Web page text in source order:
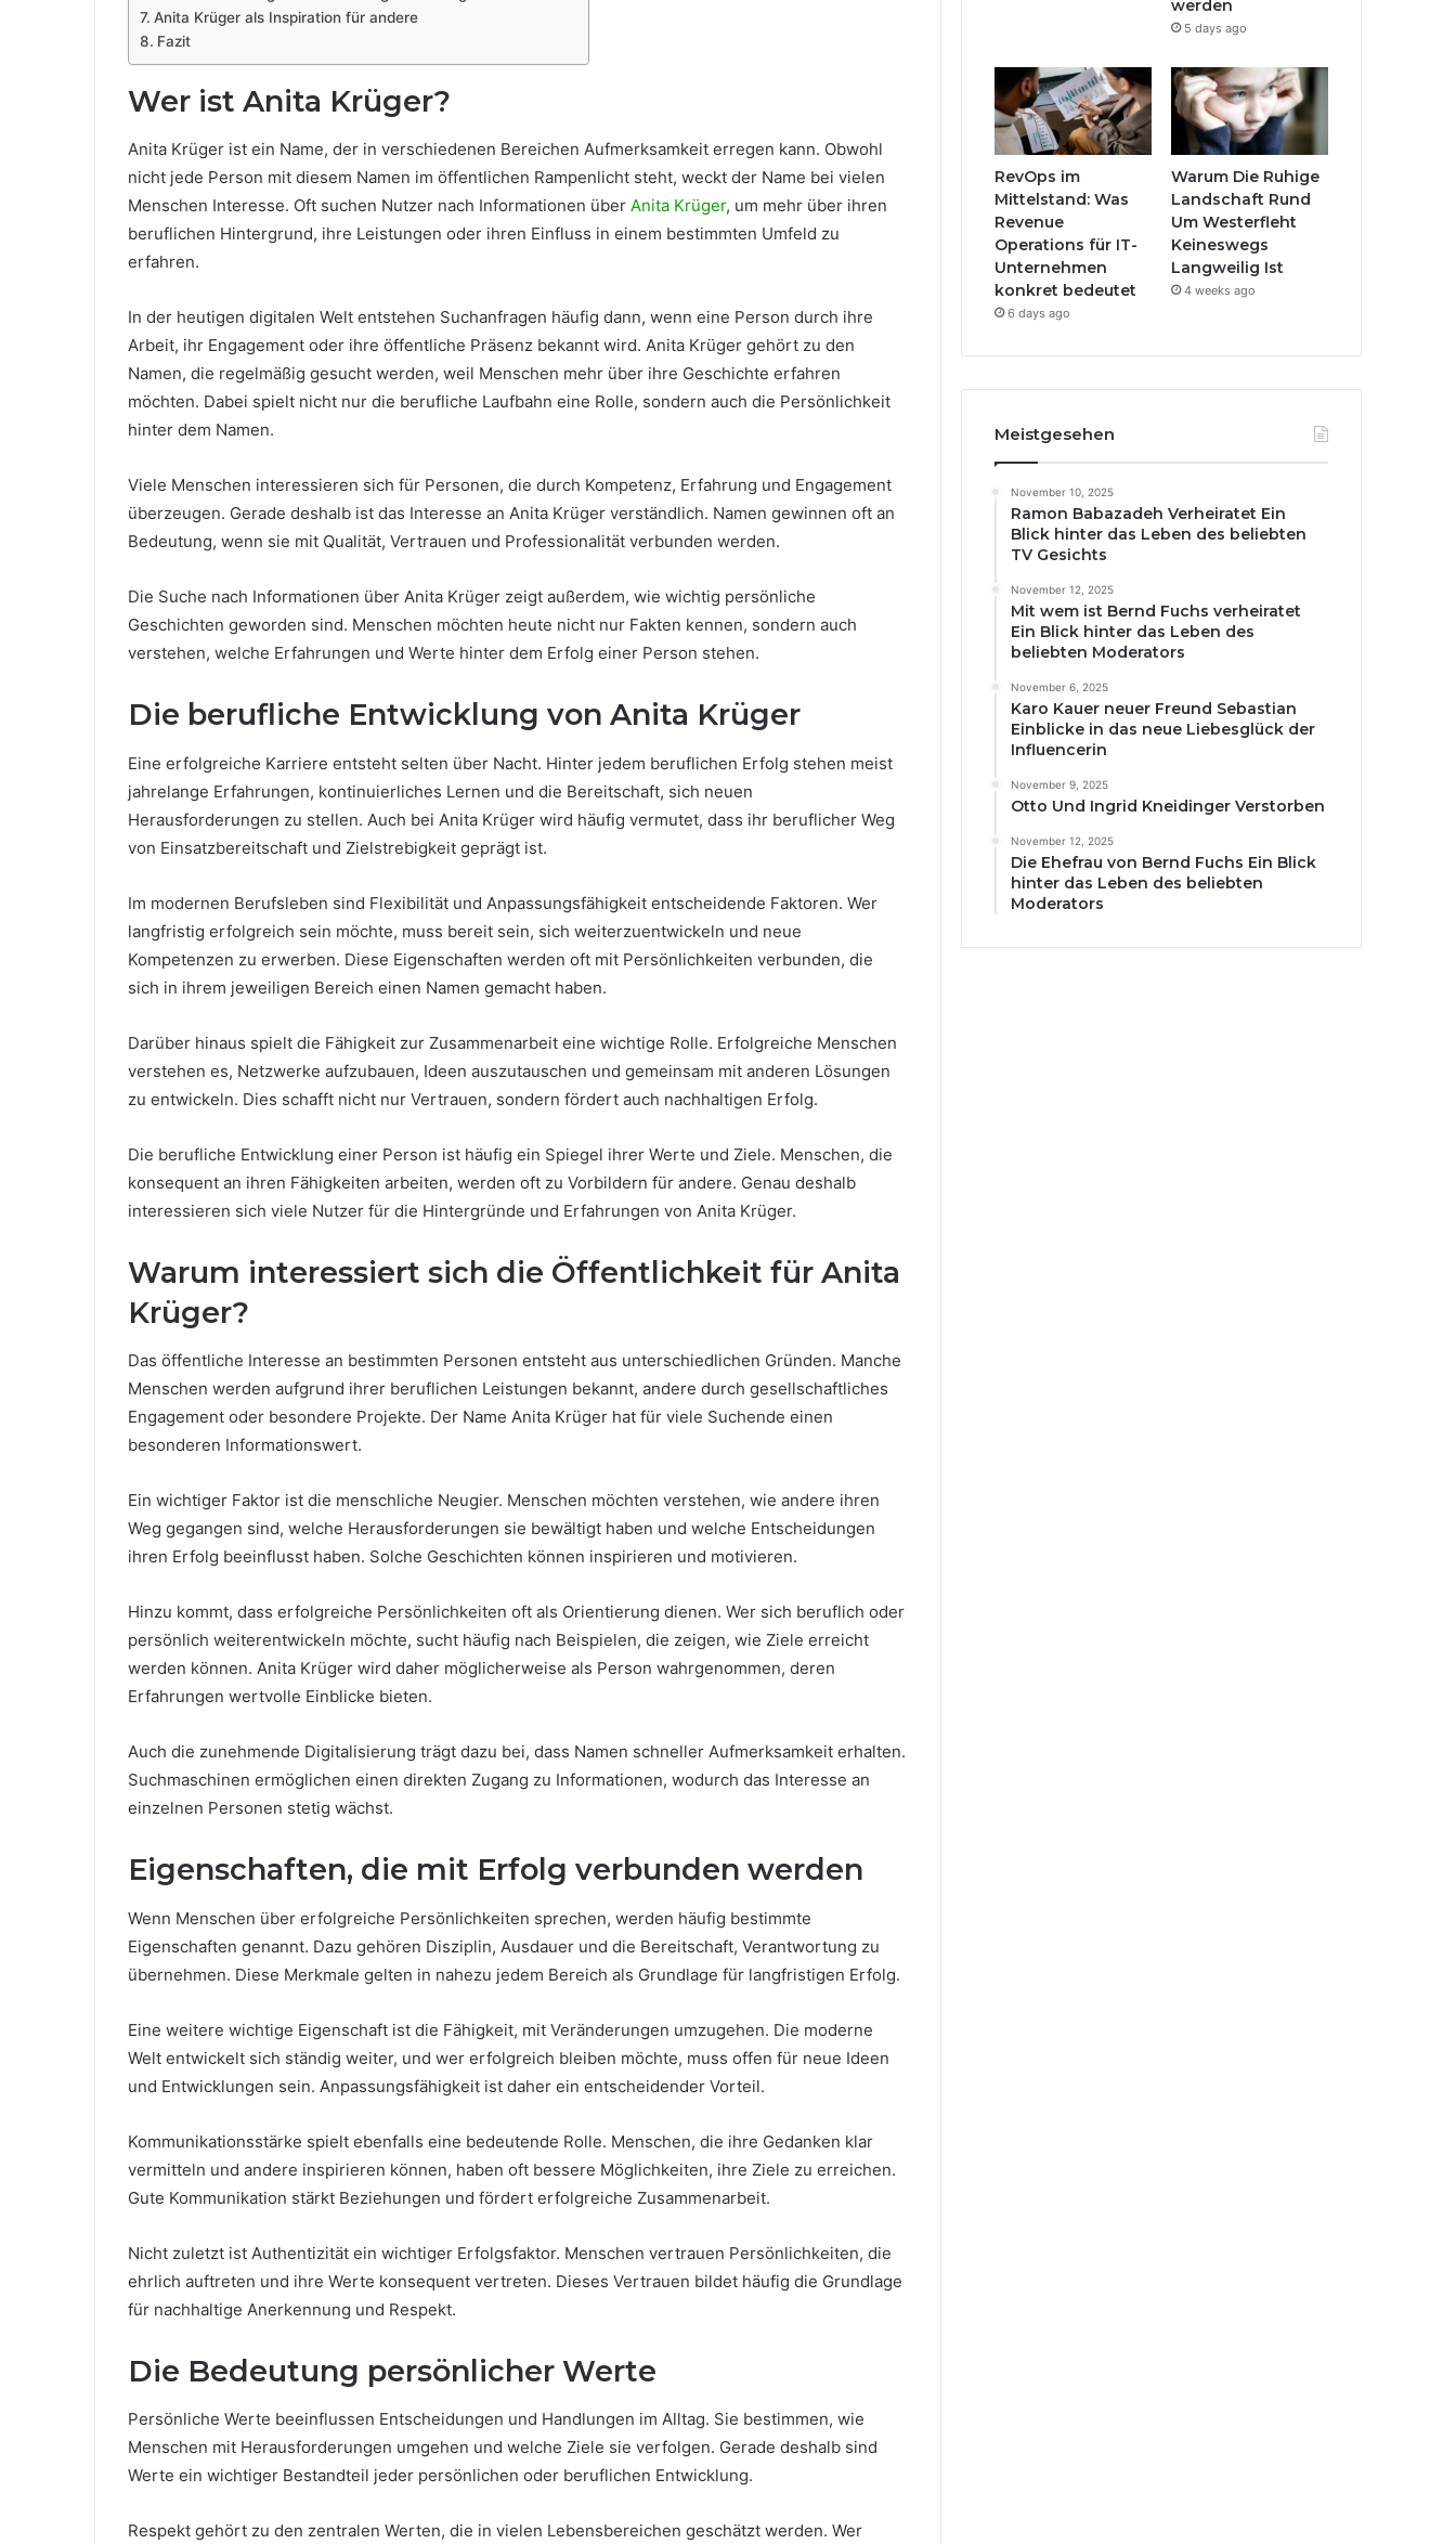
Anita Krüger als Inspiration für andere
Fazit
Wer ist Anita Krüger?
Anita Krüger ist ein Name, der in verschiedenen Bereichen Aufmerksamkeit erregen kann. Obwohl
nicht jede Person mit diesem Namen im öffentlichen Rampenlicht steht, weckt der Name bei vielen
Menschen Interesse. Oft suchen Nutzer nach Informationen über Anita Krüger, um mehr über ihren
beruflichen Hintergrund, ihre Leistungen oder ihren Einfluss in einem bestimmten Umfeld zu
erfahren.
In der heutigen digitalen Welt entstehen Suchanfragen häufig dann, wenn eine Person durch ihre
Arbeit, ihr Engagement oder ihre öffentliche Präsenz bekannt wird. Anita Krüger gehört zu den
Namen, die regelmäßig gesucht werden, weil Menschen mehr über ihre Geschichte erfahren
möchten. Dabei spielt nicht nur die berufliche Laufbahn eine Rolle, sondern auch die Persönlichkeit
hinter dem Namen.
Viele Menschen interessieren sich für Personen, die durch Kompetenz, Erfahrung und Engagement
überzeugen. Gerade deshalb ist das Interesse an Anita Krüger verständlich. Namen gewinnen oft an
Bedeutung, wenn sie mit Qualität, Vertrauen und Professionalität verbunden werden.
Die Suche nach Informationen über Anita Krüger zeigt außerdem, wie wichtig persönliche
Geschichten geworden sind. Menschen möchten heute nicht nur Fakten kennen, sondern auch
verstehen, welche Erfahrungen und Werte hinter dem Erfolg einer Person stehen.
Die berufliche Entwicklung von Anita Krüger
Eine erfolgreiche Karriere entsteht selten über Nacht. Hinter jedem beruflichen Erfolg stehen meist
jahrelange Erfahrungen, kontinuierliches Lernen und die Bereitschaft, sich neuen
Herausforderungen zu stellen. Auch bei Anita Krüger wird häufig vermutet, dass ihr beruflicher Weg
von Einsatzbereitschaft und Zielstrebigkeit geprägt ist.
Im modernen Berufsleben sind Flexibilität und Anpassungsfähigkeit entscheidende Faktoren. Wer
langfristig erfolgreich sein möchte, muss bereit sein, sich weiterzuentwickeln und neue
Kompetenzen zu erwerben. Diese Eigenschaften werden oft mit Persönlichkeiten verbunden, die
sich in ihrem jeweiligen Bereich einen Namen gemacht haben.
Darüber hinaus spielt die Fähigkeit zur Zusammenarbeit eine wichtige Rolle. Erfolgreiche Menschen
verstehen es, Netzwerke aufzubauen, Ideen auszutauschen und gemeinsam mit anderen Lösungen
zu entwickeln. Dies schafft nicht nur Vertrauen, sondern fördert auch nachhaltigen Erfolg.
Die berufliche Entwicklung einer Person ist häufig ein Spiegel ihrer Werte und Ziele. Menschen, die
konsequent an ihren Fähigkeiten arbeiten, werden oft zu Vorbildern für andere. Genau deshalb
interessieren sich viele Nutzer für die Hintergründe und Erfahrungen von Anita Krüger.
Warum interessiert sich die Öffentlichkeit für Anita
Krüger?
Das öffentliche Interesse an bestimmten Personen entsteht aus unterschiedlichen Gründen. Manche
Menschen werden aufgrund ihrer beruflichen Leistungen bekannt, andere durch gesellschaftliches
Engagement oder besondere Projekte. Der Name Anita Krüger hat für viele Suchende einen
besonderen Informationswert.
Ein wichtiger Faktor ist die menschliche Neugier. Menschen möchten verstehen, wie andere ihren
Weg gegangen sind, welche Herausforderungen sie bewältigt haben und welche Entscheidungen
ihren Erfolg beeinflusst haben. Solche Geschichten können inspirieren und motivieren.
Hinzu kommt, dass erfolgreiche Persönlichkeiten oft als Orientierung dienen. Wer sich beruflich oder
persönlich weiterentwickeln möchte, sucht häufig nach Beispielen, die zeigen, wie Ziele erreicht
werden können. Anita Krüger wird daher möglicherweise als Person wahrgenommen, deren
Erfahrungen wertvolle Einblicke bieten.
Auch die zunehmende Digitalisierung trägt dazu bei, dass Namen schneller Aufmerksamkeit erhalten.
Suchmaschinen ermöglichen einen direkten Zugang zu Informationen, wodurch das Interesse an
einzelnen Personen stetig wächst.
Eigenschaften, die mit Erfolg verbunden werden
Wenn Menschen über erfolgreiche Persönlichkeiten sprechen, werden häufig bestimmte
Eigenschaften genannt. Dazu gehören Disziplin, Ausdauer und die Bereitschaft, Verantwortung zu
übernehmen. Diese Merkmale gelten in nahezu jedem Bereich als Grundlage für langfristigen Erfolg.
Eine weitere wichtige Eigenschaft ist die Fähigkeit, mit Veränderungen umzugehen. Die moderne
Welt entwickelt sich ständig weiter, und wer erfolgreich bleiben möchte, muss offen für neue Ideen
und Entwicklungen sein. Anpassungsfähigkeit ist daher ein entscheidender Vorteil.
Kommunikationsstärke spielt ebenfalls eine bedeutende Rolle. Menschen, die ihre Gedanken klar
vermitteln und andere inspirieren können, haben oft bessere Möglichkeiten, ihre Ziele zu erreichen.
Gute Kommunikation stärkt Beziehungen und fördert erfolgreiche Zusammenarbeit.
Nicht zuletzt ist Authentizität ein wichtiger Erfolgsfaktor. Menschen vertrauen Persönlichkeiten, die
ehrlich auftreten und ihre Werte konsequent vertreten. Dieses Vertrauen bildet häufig die Grundlage
für nachhaltige Anerkennung und Respekt.
Die Bedeutung persönlicher Werte
Persönliche Werte beeinflussen Entscheidungen und Handlungen im Alltag. Sie bestimmen, wie
Menschen mit Herausforderungen umgehen und welche Ziele sie verfolgen. Gerade deshalb sind
Werte ein wichtiger Bestandteil jeder persönlichen oder beruflichen Entwicklung.
Respekt gehört zu den zentralen Werten, die in vielen Lebensbereichen geschätzt werden. Wer
werden
5 days ago
RevOps im
Mittelstand: Was
Revenue
Operations für IT-
Unternehmen
konkret bedeutet
6 days ago
Warum Die Ruhige
Landschaft Rund
Um Westerfleht
Keineswegs
Langweilig Ist
4 weeks ago
Meistgesehen
November 10, 2025
Ramon Babazadeh Verheiratet Ein
Blick hinter das Leben des beliebten
TV Gesichts
November 12, 2025
Mit wem ist Bernd Fuchs verheiratet
Ein Blick hinter das Leben des
beliebten Moderators
November 6, 2025
Karo Kauer neuer Freund Sebastian
Einblicke in das neue Liebesglück der
Influencerin
November 9, 2025
Otto Und Ingrid Kneidinger Verstorben
November 12, 2025
Die Ehefrau von Bernd Fuchs Ein Blick
hinter das Leben des beliebten
Moderators